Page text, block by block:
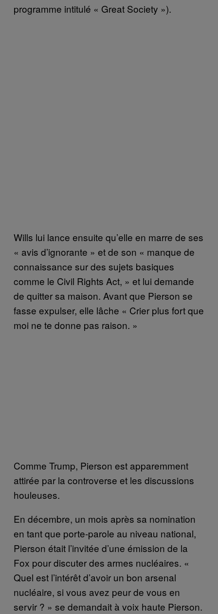
programme intitulé « Great Society »).
Wills lui lance ensuite qu’elle en marre de ses
« avis d’ignorante » et de son « manque de
connaissance sur des sujets basiques
comme le Civil Rights Act, » et lui demande
de quitter sa maison. Avant que Pierson se
fasse expulser, elle lâche « Crier plus fort que
moi ne te donne pas raison. »
Comme Trump, Pierson est apparemment
attirée par la controverse et les discussions
houleuses.
En décembre, un mois après sa nomination
en tant que porte-parole au niveau national,
Pierson était l’invitée d’une émission de la
Fox pour discuter des armes nucléaires. «
Quel est l’intérêt d’avoir un bon arsenal
nucléaire, si vous avez peur de vous en
servir ? » se demandait à voix haute Pierson.